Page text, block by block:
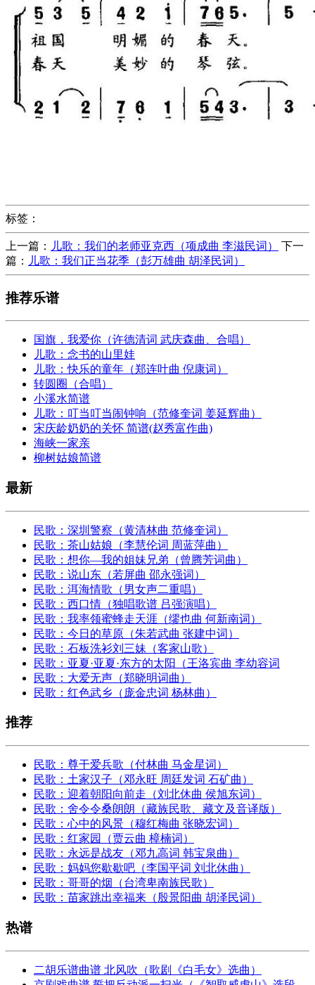
标签：
上一篇： 儿歌：我们的老师亚克西（项成曲 李滋民词）
下一
篇：
儿歌：我们正当花季（彭万雄曲 胡泽民词）
推荐乐谱
国旗，我爱你（许德清词 武庆森曲、合唱）
儿歌：念书的山里娃
儿歌：快乐的童年（郑连叶曲 倪康词）
转圆圈（合唱）
小溪水简谱
儿歌：叮当叮当闹钟响（范修奎词 姜延辉曲）
宋庆龄奶奶的关怀 简谱(赵秀富作曲)
海峡一家亲
柳树姑娘简谱
最新
民歌：深圳警察（黄清林曲 范修奎词）
民歌：茶山姑娘（李慧伦词 周蓝萍曲）
民歌：想你—我的姐妹兄弟（曾腾芳词曲）
民歌：说山东（若屏曲 邵永强词）
民歌：洱海情歌（男女声二重唱）
民歌：西口情（独唱歌谱 吕强演唱）
民歌：我率领蜜蜂走天涯（缪也曲 何新南词）
民歌：今日的草原（朱若武曲 张建中词）
民歌：石板洗衫刘三妹（客家山歌）
民歌：亚夏·亚夏·东方的太阳（王洛宾曲 李幼容词
民歌：大爱无声（郑晓明词曲）
民歌：红色武乡（庞金忠词 杨林曲）
推荐
民歌：尊干爱兵歌（付林曲 马金星词）
民歌：土家汉子（邓永旺 周廷发词 石矿曲）
民歌：迎着朝阳向前走（刘北休曲 侯旭东词）
民歌：舍令令桑朗朗（藏族民歌、藏文及音译版）
民歌：心中的风景（穆红梅曲 张晓宏词）
民歌：红家园（贾云曲 樟楠词）
民歌：永远是战友（邓九高词 韩宝泉曲）
民歌：妈妈您歇歇吧（李国平词 刘北休曲）
民歌：哥哥的烟（台湾卑南族民歌）
民歌：苗家跳出幸福来（殷景阳曲 胡泽民词）
热谱
二胡乐谱曲谱 北风吹（歌剧《白毛女》选曲）